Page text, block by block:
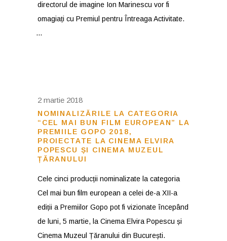
directorul de imagine Ion Marinescu vor fi
omagiați cu Premiul pentru Întreaga Activitate.
2 martie 2018
NOMINALIZĂRILE LA CATEGORIA
“CEL MAI BUN FILM EUROPEAN” LA
PREMIILE GOPO 2018,
PROIECTATE LA CINEMA ELVIRA
POPESCU ȘI CINEMA MUZEUL
ȚĂRANULUI
Cele cinci producții nominalizate la categoria
Cel mai bun film european a celei de-a XII-a
ediții a Premiilor Gopo pot fi vizionate începând
de luni, 5 martie, la Cinema Elvira Popescu și
Cinema Muzeul Țăranului din București.